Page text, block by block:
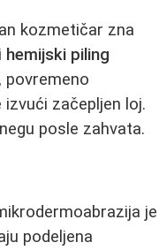
kozmetičar zna
hemijski piling
povremeno
začepljen loj.
posle zahvata.
je
podeljena